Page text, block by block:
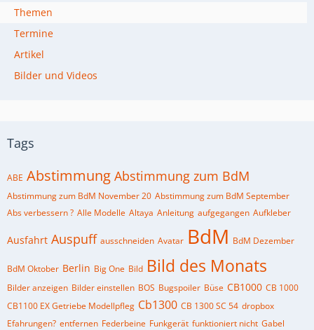
Themen
Termine
Artikel
Bilder und Videos
Tags
ABE Abstimmung Abstimmung zum BdM
Abstimmung zum BdM November 20 Abstimmung zum BdM September
Abs verbessern ? Alle Modelle Altaya Anleitung aufgegangen Aufkleber
Ausfahrt Auspuff ausschneiden Avatar BdM BdM Dezember
BdM Oktober Berlin Big One Bild Bild des Monats
Bilder anzeigen Bilder einstellen BOS Bugspoiler Büse CB1000 CB 1000
CB1100 EX Getriebe Modellpfleg Cb1300 CB 1300 SC 54 dropbox
Efahrungen? entfernen Federbeine Funkgerät funktioniert nicht Gabel